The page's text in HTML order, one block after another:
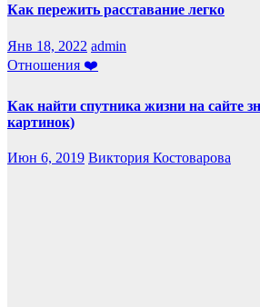
Как пережить расставание легко
Янв 18, 2022 admin
Отношения ❤️
Как найти спутника жизни на сайте
картинок)
Июн 6, 2019 Виктория Костоварова